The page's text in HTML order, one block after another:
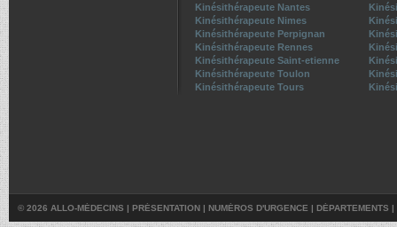
Kinésithérapeute Nantes
Kinésithérapeute Nimes
Kinésithérapeute Perpignan
Kinésithérapeute Rennes
Kinésithérapeute Saint-etienne
Kinésithérapeute Toulon
Kinésithérapeute Tours
© 2026 ALLO-MÉDECINS | PRÉSENTATION | NUMÉROS D'URGENCE | DÉPARTEMENTS |